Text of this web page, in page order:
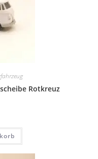
Rotkreuz